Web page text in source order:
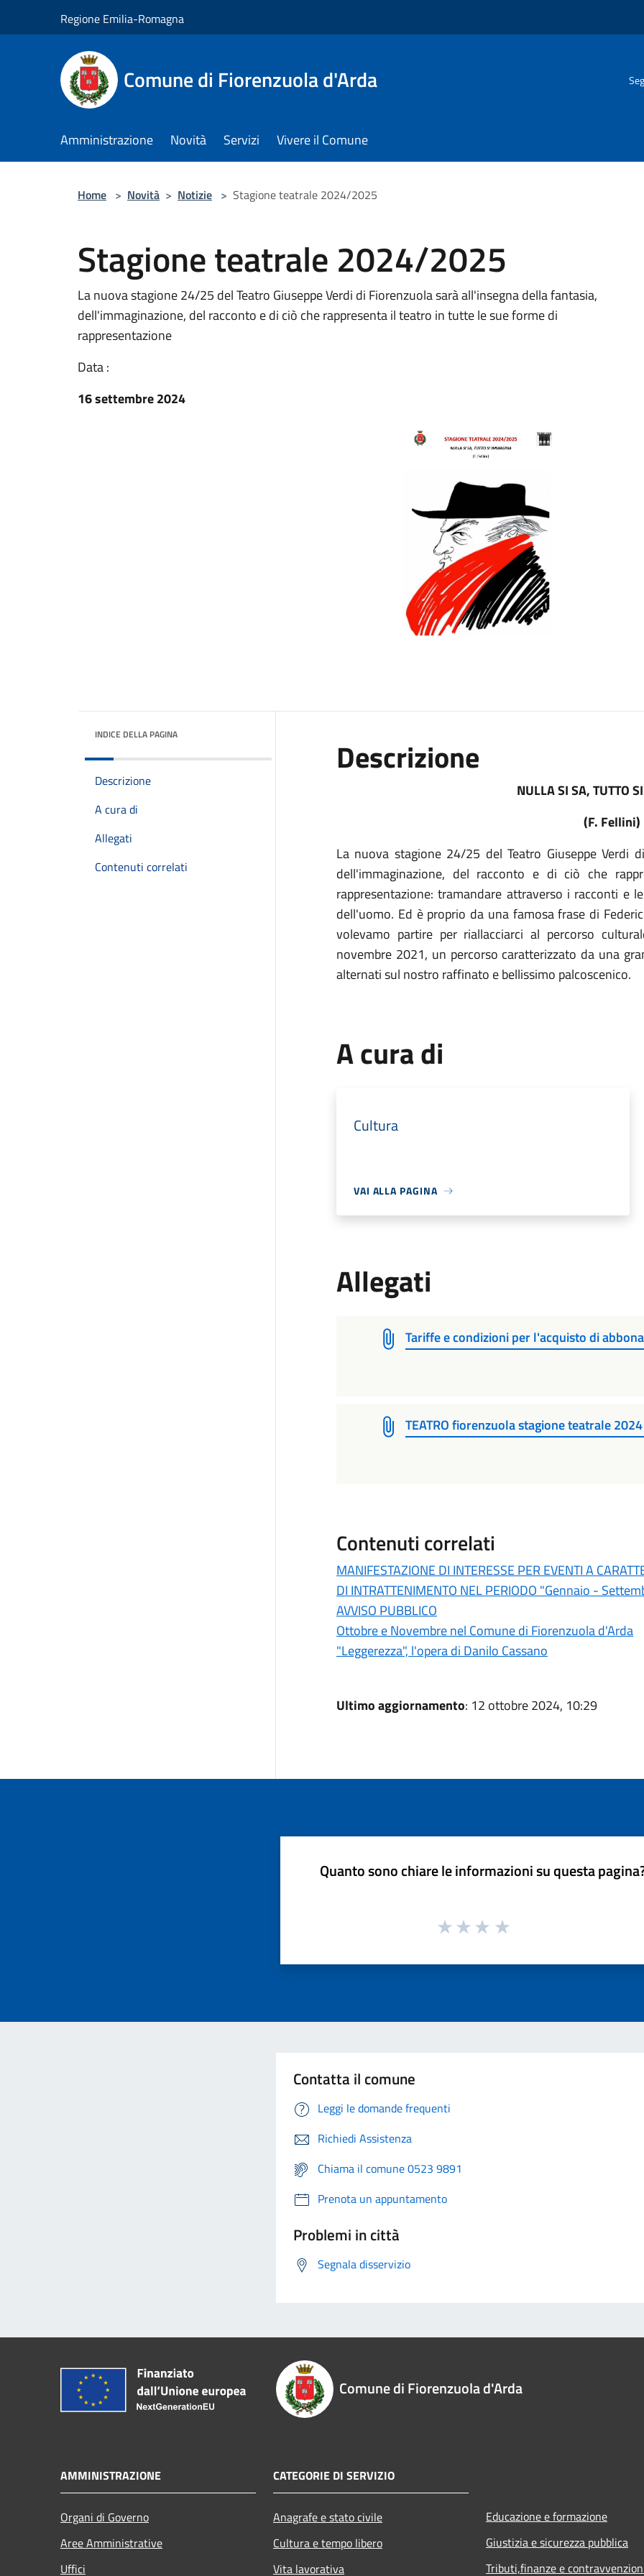
Regione Emilia-Romagna
Comune di Fiorenzuola d'Arda
Amministrazione Novità Servizi Vivere il Comune
Home > Novità > Notizie > Stagione teatrale 2024/2025
Stagione teatrale 2024/2025
La nuova stagione 24/25 del Teatro Giuseppe Verdi di Fiorenzuola sarà all'insegna della fantasia,
dell'immaginazione, del racconto e di ciò che rappresenta il teatro in tutte le sue forme di
rappresentazione
Data :
16 settembre 2024
INDICE DELLA PAGINA
Descrizione
A cura di
Allegati
Contenuti correlati
Descrizione
NULLA SI SA, TUTTO
(F. Fellini)
La nuova stagione 24/25 del Teatro Giuseppe Verdi
dell'immaginazione, del racconto e di ciò che
rappresentazione: tramandare attraverso i racconti e
dell'uomo. Ed è proprio da una famosa frase di
volevamo partire per riallacciarci al percorso
novembre 2021, un percorso caratterizzato da una
alternati sul nostro raffinato e bellissimo palcoscenico.
A cura di
Cultura
VAI ALLA PAGINA
Allegati
Tariffe e condizioni per l'acquisto di
TEATRO fiorenzuola stagione teatrale
Contenuti correlati
MANIFESTAZIONE DI INTERESSE PER EVENTI A
DI INTRATTENIMENTO NEL PERIODO "Gennaio -
AVVISO PUBBLICO
Ottobre e Novembre nel Comune di Fiorenzuola d'Arda
"Leggerezza", l'opera di Danilo Cassano
Ultimo aggiornamento: 12 ottobre 2024, 10:29
Quanto sono chiare le informazioni su questa
Contatta il comune
Leggi le domande frequenti
Richiedi Assistenza
Chiama il comune 0523 9891
Prenota un appuntamento
Problemi in città
Segnala disservizio
Comune di Fiorenzuola d'Arda
AMMINISTRAZIONE
Organi di Governo
Aree Amministrative
Uffici
CATEGORIE DI SERVIZIO
Anagrafe e stato civile
Cultura e tempo libero
Vita lavorativa
Educazione e formazione
Giustizia e sicurezza pubblica
Tributi,finanze e